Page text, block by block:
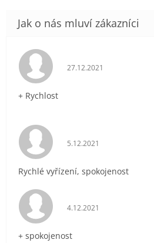
Hodnocení obchodu
27.12.2021
+ Rychlost
Hodnocení obchodu
5.12.2021
Rychlé vyřízení, spokojenost
Hodnocení obchodu
4.12.2021
+ spokojenost